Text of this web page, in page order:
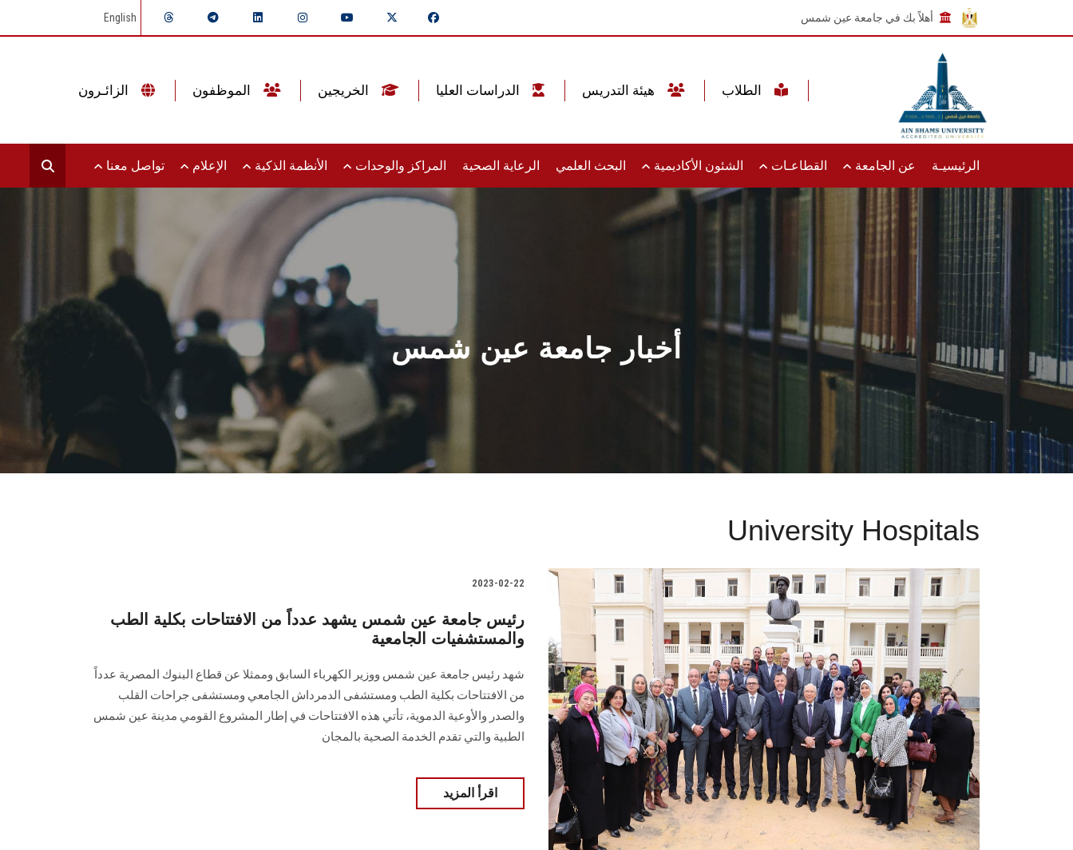
أهلاً بك في جامعة عين شمس English
الرئيسيـة عن الجامعة القطاعـات الشئون الأكاديمية البحث العلمي الرعاية الصحية المراكز والوحدات الأنظمة الذكية الإعلام تواصل معنا
أخبار جامعة عين شمس
University Hospitals
2023-02-22
رئيس جامعة عين شمس يشهد عدداً من الافتتاحات بكلية الطب
والمستشفيات الجامعية
شهد رئيس جامعة عين شمس ووزير الكهرباء السابق وممثلا عن قطاع البنوك المصرية عدداً
من الافتتاحات بكلية الطب ومستشفى الدمرداش الجامعي ومستشفى جراحات القلب
والصدر والأوعية الدموية، تأتي هذه الافتتاحات في إطار المشروع القومي مدينة عين شمس
الطبية والتي تقدم الخدمة الصحية بالمجان
اقرأ المزيد